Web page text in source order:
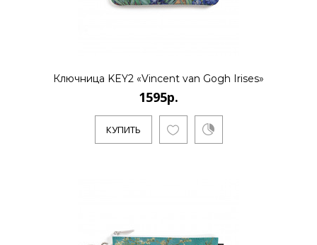
Ключница KEY2 «Vincent van Gogh Irises»
1595р.
КУПИТЬ